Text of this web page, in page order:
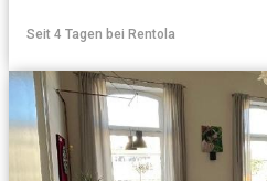
Seit 4 Tagen bei Rentola